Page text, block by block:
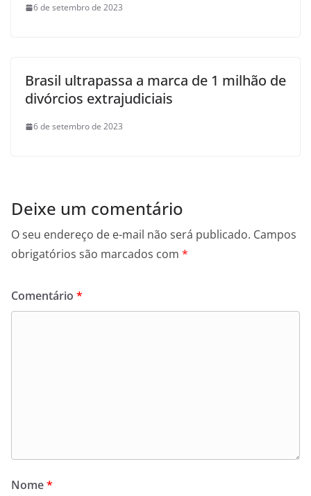
6 de setembro de 2023
Brasil ultrapassa a marca de 1 milhão de
divórcios extrajudiciais
6 de setembro de 2023
Deixe um comentário
O seu endereço de e-mail não será publicado. Campos
obrigatórios são marcados com *
Comentário *
Nome*